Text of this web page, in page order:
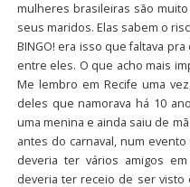
mulheres brasileiras são
seus maridos. Elas sabem o
BINGO! era isso que faltava
entre eles. O que acho mais
Me lembro em Recife uma
deles que namorava há 10
uma menina e ainda saiu de
antes do carnaval, num
deveria ter vários amigos
deveria ter receio de ser visto